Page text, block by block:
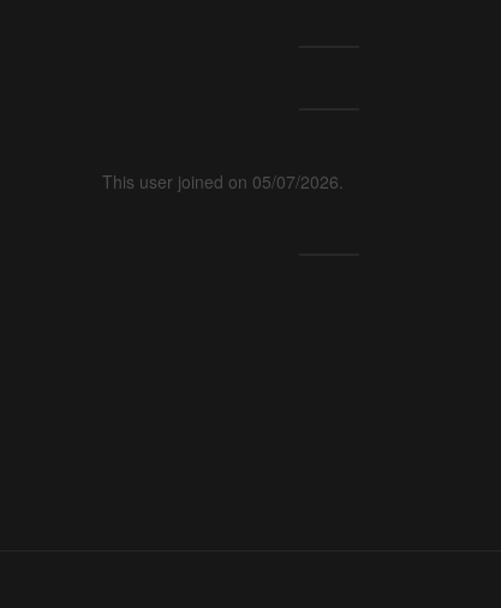
This user joined on 05/07/2026.